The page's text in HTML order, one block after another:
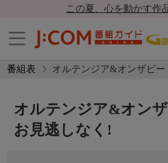
この夏、心を動かす作
番組表 オルテンジア&オンザビ
オルテンジア&オン
お見逃しなく!